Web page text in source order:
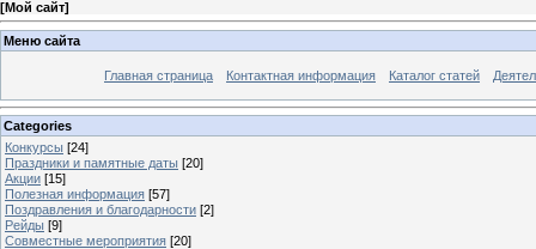
[Мой сайт]
Меню сайта
Главная страница Контактная информация Каталог статей
Categories
Конкурсы [24]
Праздники и памятные даты [20]
Акции [15]
Полезная информация [57]
Поздравления и благодарности [2]
Рейды [9]
Совместные мероприятия [20]